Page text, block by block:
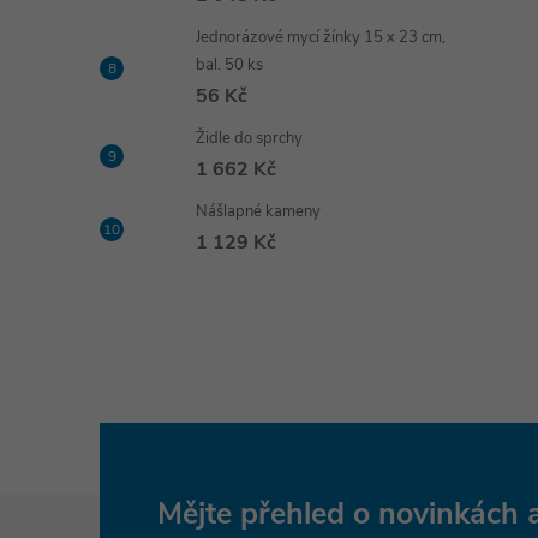
Jednorázové mycí žínky 15 x 23 cm,
bal. 50 ks
56 Kč
Židle do sprchy
1 662 Kč
Nášlapné kameny
1 129 Kč
Mějte přehled o novinkách